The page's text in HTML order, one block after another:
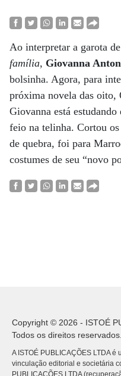
Ao interpretar a garota
família, Giovanna
bolsinha. Agora, para
próxima novela das oito,
Giovanna está
feio na telinha. Cortou
de quebra, foi para
costumes de seu “novo
Copyright © 2026 - ISTOÉ
Todos os direitos reservados.
A ISTOÉ PUBLICAÇÕES LTDA
vinculação editorial e societária
PUBLICACÕES LTDA